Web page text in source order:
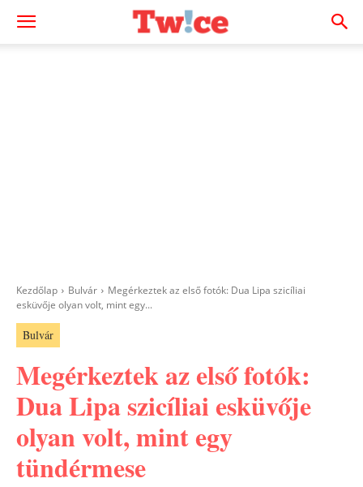
Kezdőlap Bulvár
Megérkeztek az első fotók: Dua Lipa szicíliai
esküvője olyan volt, mint egy...
Bulvár
Megérkeztek az első fotók:
Dua Lipa szicíliai esküvője
olyan volt, mint egy
tündérmese